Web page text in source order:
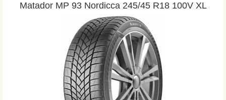
Matador MP 93 Nordicca 245/45 R18 100V XL